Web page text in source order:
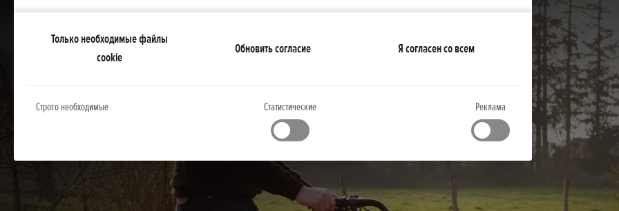
Только необходимые файлы
cookie
Обновить согласие Я согласен со всем
Строго необходимые Статистические Реклама